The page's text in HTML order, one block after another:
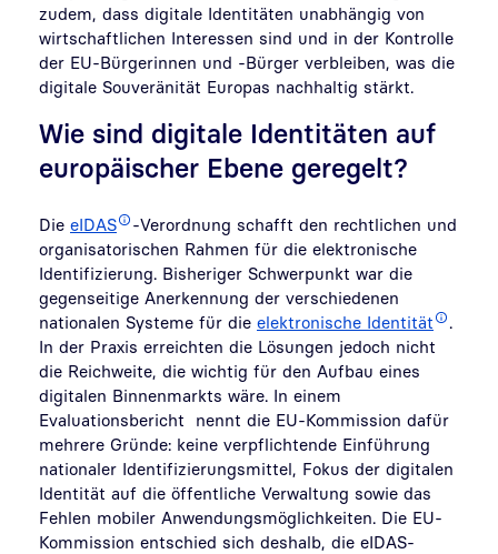
zudem, dass digitale Identitäten unabhängig von
wirtschaftlichen Interessen sind und in der Kontrolle
der EU-Bürgerinnen und -Bürger verbleiben, was die
digitale Souveränität Europas nachhaltig stärkt.
Wie sind digitale Identitäten auf
europäischer Ebene geregelt?
Die eIDAS
-Verordnung schafft den rechtlichen und
organisatorischen Rahmen für die elektronische
Identifizierung. Bisheriger Schwerpunkt war die
gegenseitige Anerkennung der verschiedenen
nationalen Systeme für die elektronische Identität
In der Praxis erreichten die Lösungen jedoch nicht
die Reichweite, die wichtig für den Aufbau eines
digitalen Binnenmarkts wäre. In einem
Evaluationsbericht nennt die EU-Kommission dafür
mehrere Gründe: keine verpflichtende Einführung
nationaler Identifizierungsmittel, Fokus der digitalen
Identität auf die öffentliche Verwaltung sowie das
Fehlen mobiler Anwendungsmöglichkeiten. Die EU-
Kommission entschied sich deshalb, die eIDAS-